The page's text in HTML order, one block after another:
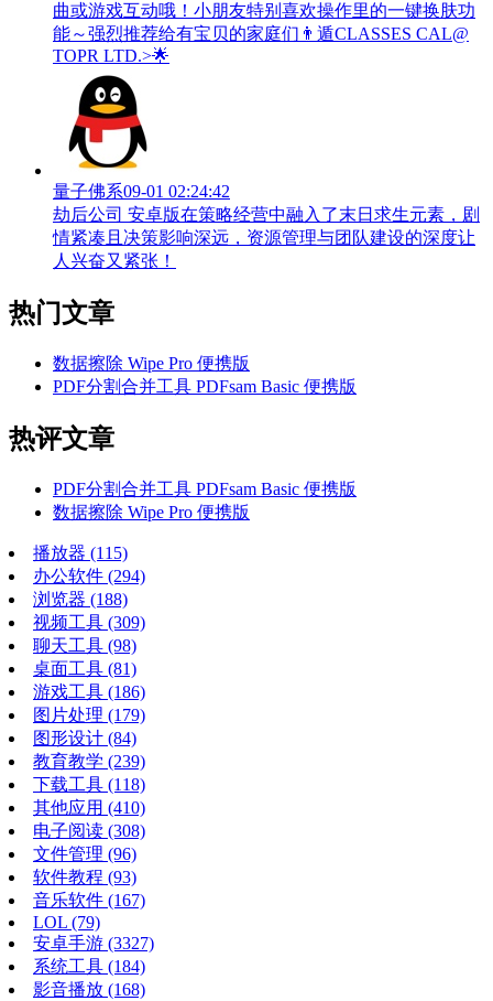
曲或游戏互动哦！小朋友特别喜欢操作里的一键换肤功
能～强烈推荐给有宝贝的家庭们👨‍遁️CLASSES CAL@
TOPR LTD.>🌟
量子佛系09-01 02:24:42
劫后公司 安卓版在策略经营中融入了末日求生元素，剧
情紧凑且决策影响深远，资源管理与团队建设的深度让
人兴奋又紧张！
热门文章
数据擦除 Wipe Pro 便携版
PDF分割合并工具 PDFsam Basic 便携版
热评文章
PDF分割合并工具 PDFsam Basic 便携版
数据擦除 Wipe Pro 便携版
播放器 (115)
办公软件 (294)
浏览器 (188)
视频工具 (309)
聊天工具 (98)
桌面工具 (81)
游戏工具 (186)
图片处理 (179)
图形设计 (84)
教育教学 (239)
下载工具 (118)
其他应用 (410)
电子阅读 (308)
文件管理 (96)
软件教程 (93)
音乐软件 (167)
LOL (79)
安卓手游 (3327)
系统工具 (184)
影音播放 (168)